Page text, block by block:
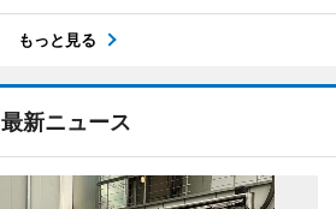
もっと見る
最新ニュース